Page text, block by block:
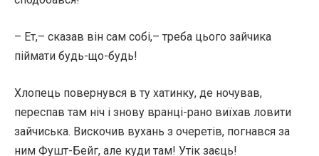
– Ет,– сказав він сам собі,– треба цього зайчика
піймати будь-що-будь!
Хлопець повернувся в ту хатинку, де ночував,
переспав там ніч і знову вранці-рано виїхав ловити
зайчиська. Вискочив вухань з очеретів, погнався за
ним Фушт-Бейг, але куди там! Утік заєць!